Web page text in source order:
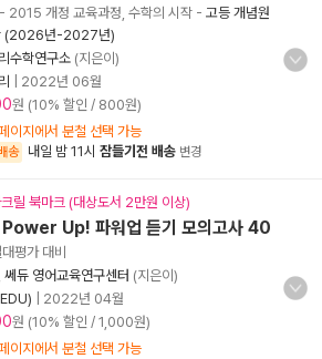
- 2015 개정 교육과정, 수학의 시작 - 고등 개념원
(2026년-2027년)
수학연구소 (지은이)
2022년 06월
원 (10% 할인 / 800원)
이지에서 분철 선택 가능
송 내일 밤 11시 잠들기전 배송 변경
릴 북마크 (대상도서 2만원 이상)
Up! 파워업 듣기 모의고사 40
평가 대비
쎄듀 영어교육연구센터 (지은이)
2022년 04월
원 (10% 할인 / 1,000원)
이지에서 분철 선택 가능